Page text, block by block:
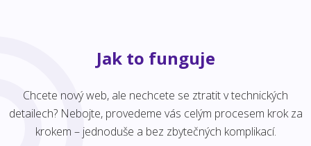
Jak to funguje
Chcete nový web, ale nechcete se ztratit v technických
detailech? Nebojte, provedeme vás celým procesem krok za
krokem – jednoduše a bez zbytečných komplikací.